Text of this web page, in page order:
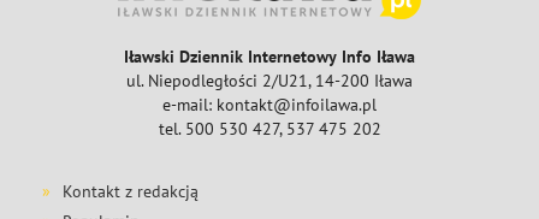
Iławski Dziennik Internetowy Info Iława
ul. Niepodległości 2/U21, 14-200 Iława
e-mail: kontakt@infoilawa.pl
tel. 500 530 427, 537 475 202
Kontakt z redakcją